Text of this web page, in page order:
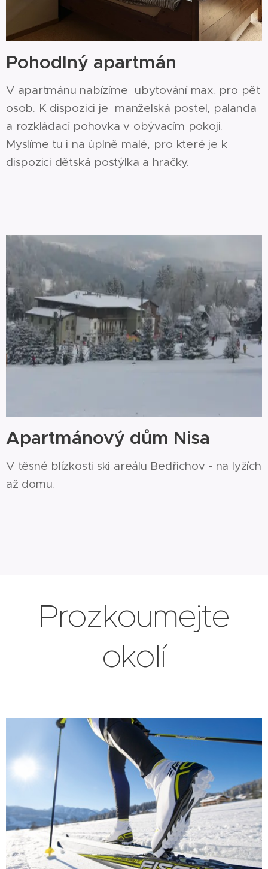
Pohodlný apartmán
V apartmánu nabízíme ubytování max. pro pět
osob. K dispozici je manželská postel, palanda
a rozkládací pohovka v obývacím pokoji.
Myslíme tu i na úplně malé, pro které je k
dispozici dětská postýlka a hračky.
Apartmánový dům Nisa
V těsné blízkosti ski areálu Bedřichov - na lyžích
až domu.
Prozkoumejte
okolí